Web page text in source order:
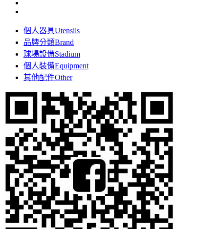
個人器具Utensils
品牌分類Brand
球場設備Stadium
個人裝備Equipment
其他配件Other